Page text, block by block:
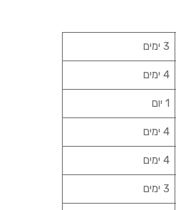
3 ימים
4 ימים
1 יום
4 ימים
4 ימים
3 ימים